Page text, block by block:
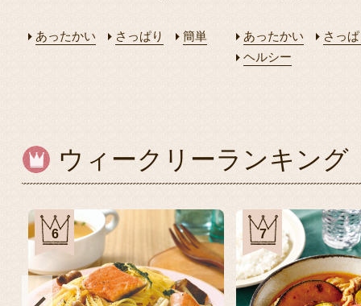
あったかい さっぱり 簡単 あったかい
さっ
ヘルシー
ウィークリーランキング
6 7